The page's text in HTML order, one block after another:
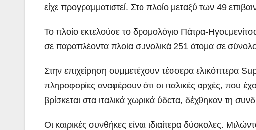
είχε προγραμματιστεί. Στο πλοίο μεταξύ των 49
Το πλοίο εκτελούσε το δρομολόγιο Πάτρα-
σε παραπλέοντα πλοία συνολικά 251 άτομα σε
Στην επιχείρηση συμμετέχουν τέσσερα ελικόπτερα
πληροφορίες αναφέρουν ότι οι ιταλικές αρχές, που
βρίσκεται στα ιταλικά χωρικά ύδατα, δέχθηκαν τη
Οι καιρικές συνθήκες είναι ιδιαίτερα δύσκολες.